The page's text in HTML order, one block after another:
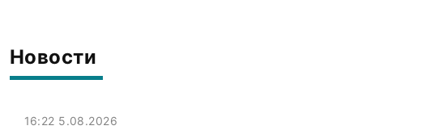
Новости
16:22 5.08.2026